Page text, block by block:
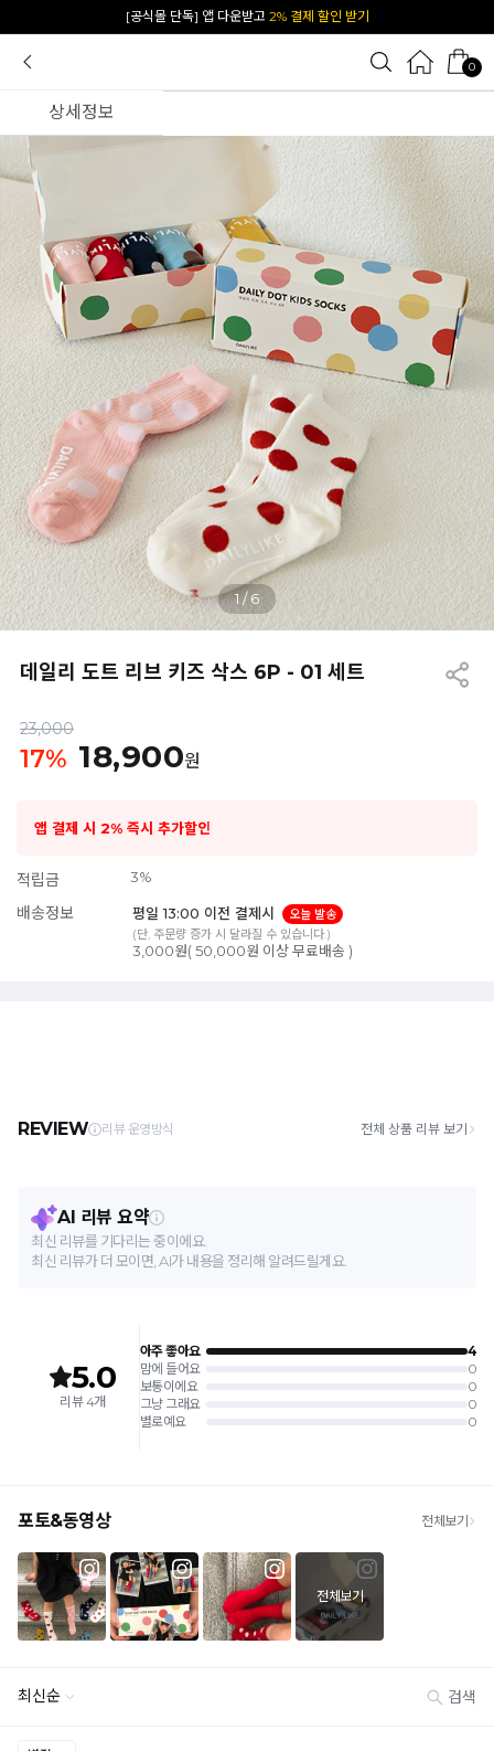
[공식몰 단독] 앱 다운받고 2% 결제 할인 받기
0
상세정보
1/6
데일리 도트 리브 키즈 삭스 6P - 01 세트
23,000
17% 18,900원
앱 결제 시 2% 즉시 추가할인
적립금 3%
배송정보 평일 13:00 이전 결제시
오늘 발송
(단, 주문량 증가 시 달라질 수 있습니다.)
3,000원( 50,000원 이상 무료배송 )